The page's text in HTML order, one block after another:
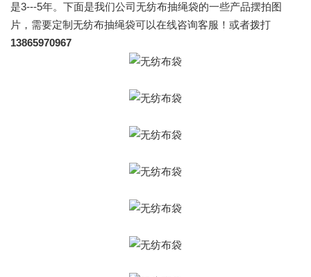
是3---5年。下面是我们公司无纺布抽绳袋的一些产品摆拍图
片，需要定制无纺布抽绳袋可以在线咨询客服！或者拨打
13865970967